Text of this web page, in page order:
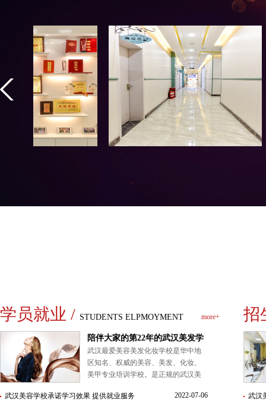
学员就业 / STUDENTS ELPMOYMENT more+
陪伴大家的第22年的武汉美发学
校，未来还有很多个十年来陪伴
你们
武汉最爱美容美发化妆学校是华中地
区知名、权威的美容、美发、化妆、
美甲专业培训学校。是正规的武汉美
立办学资质。
武汉美容学校承诺学习效果 提供就业服务 2022-07-06
招
武汉